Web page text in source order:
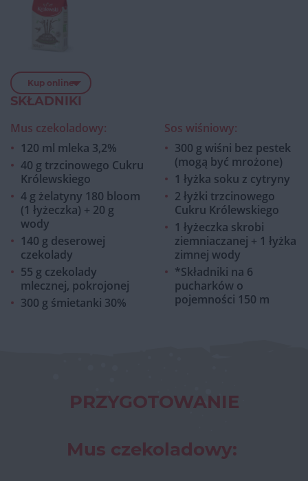
Kup online
SKŁADNIKI
Mus czekoladowy:
120 ml mleka 3,2%
40 g trzcinowego Cukru
Królewskiego
4 g żelatyny 180 bloom
(1 łyżeczka) + 20 g
wody
140 g deserowej
czekolady
55 g czekolady
mlecznej, pokrojonej
300 g śmietanki 30%
Sos wiśniowy:
300 g wiśni bez pestek
(mogą być mrożone)
1 łyżka soku z cytryny
2 łyżki trzcinowego
Cukru Królewskiego
1 łyżeczka skrobi
ziemniaczanej + 1 łyżka
zimnej wody
*Składniki na 6
pucharków o
pojemności 150 m
PRZYGOTOWANIE
Mus czekoladowy: